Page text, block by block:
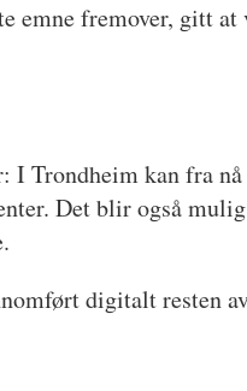
emne fremover, gitt
I Trondheim kan fra
Det blir også
digitalt resten